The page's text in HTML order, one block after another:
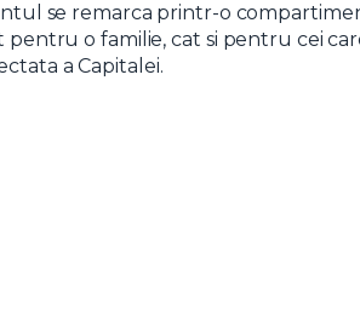
se remarca printr-o
o familie, cat si pentru cei
a Capitalei.